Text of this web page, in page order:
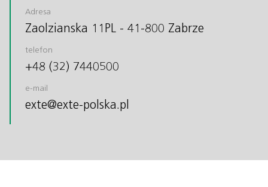
Adresa
Zaolzianska 11PL - 41-800 Zabrze
telefon
+48 (32) 7440500
e-mail
exte@exte-polska.pl